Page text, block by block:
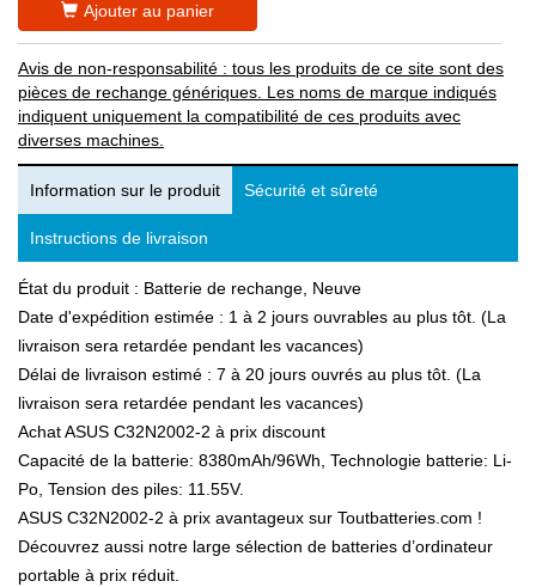
Ajouter au panier
Avis de non-responsabilité : tous les produits de ce site sont des
pièces de rechange génériques. Les noms de marque indiqués
indiquent uniquement la compatibilité de ces produits avec
diverses machines.
Information sur le produit Sécurité et sûreté
Instructions de livraison
État du produit : Batterie de rechange, Neuve
Date d'expédition estimée : 1 à 2 jours ouvrables au plus tôt. (La
livraison sera retardée pendant les vacances)
Délai de livraison estimé : 7 à 20 jours ouvrés au plus tôt. (La
livraison sera retardée pendant les vacances)
Achat ASUS C32N2002-2 à prix discount
Capacité de la batterie: 8380mAh/96Wh, Technologie batterie: Li-
Po, Tension des piles: 11.55V.
ASUS C32N2002-2 à prix avantageux sur Toutbatteries.com !
Découvrez aussi notre large sélection de batteries d’ordinateur
portable à prix réduit.